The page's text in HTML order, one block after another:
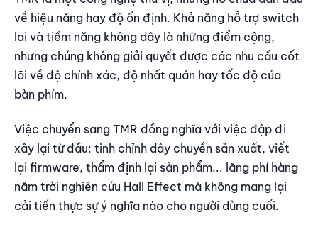
về hiệu năng hay độ ổn định. Khả năng hỗ trợ switch
lai và tiềm năng không dây là những điểm cộng,
nhưng chúng không giải quyết được các nhu cầu cốt
lõi về độ chính xác, độ nhất quán hay tốc độ của
bàn phím.
Việc chuyển sang TMR đồng nghĩa với việc đập đi
xây lại từ đầu: tinh chỉnh dây chuyền sản xuất, viết
lại firmware, thẩm định lại sản phẩm... lãng phí hàng
năm trời nghiên cứu Hall Effect mà không mang lại
cải tiến thực sự ý nghĩa nào cho người dùng cuối.